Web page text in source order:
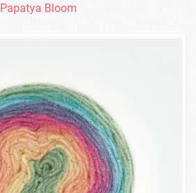
Papatya Bloom